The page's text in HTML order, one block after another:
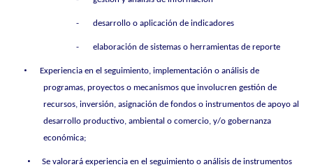
- desarrollo o aplicación de indicadores
- elaboración de sistemas o herramientas de reporte
•
Experiencia en el seguimiento, implementación o análisis de
programas, proyectos o mecanismos que involucren gestión de
recursos, inversión, asignación de fondos o instrumentos de apoyo al
desarrollo productivo, ambiental o comercio, y/o gobernanza
económica;
•
Se valorará experiencia en el seguimiento o análisis de instrumentos